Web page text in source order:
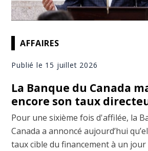
AFFAIRES
Publié le 15 juillet 2026
La Banque du Canada
encore son taux
Pour une sixième fois d'affilée, la
Canada a annoncé aujourd’hui
taux cible du financement à un jour